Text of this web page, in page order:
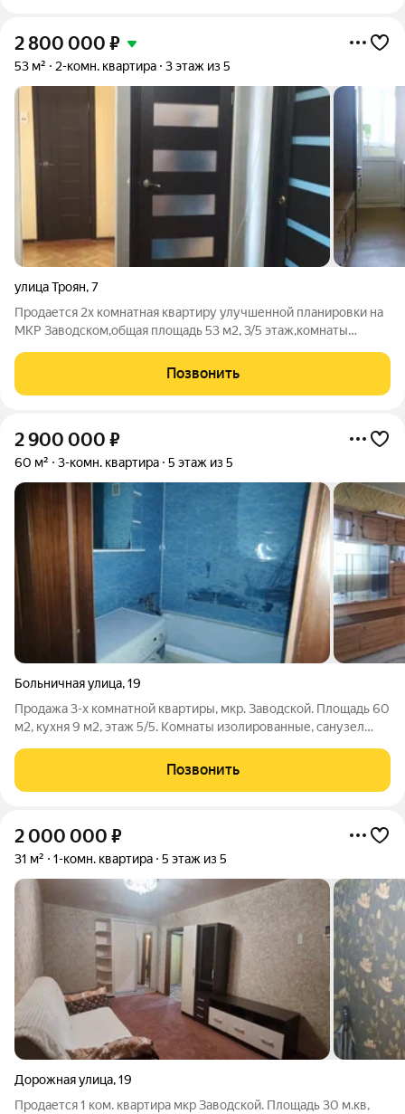
2 800 000 ₽
53 м² 2-комн. квартира 3 этаж из 5
улица Троян,7
Продается 2х комнатная квартиру улучшенной планировки на
МКР Заводском,общая площадь 53 м2, 3/5 этаж,комнаты
входные двери новые,в квартире по договоренности остается
частично мебель и бытовая
Позвонить
2 900 000 ₽
60 м² 3-комн. квартира 5 этаж из 5
Больничная улица,19
Продажа 3-х комнатной квартиры, мкр. Заводской. Площадь 60
м2, кухня 9 м2, этаж 5/5. Комнаты изолированные, санузел
Позвонить
2 000 000 ₽
31 м² 1-комн. квартира 5 этаж из 5
Дорожная улица,19
Продается 1 ком. квартира мкр Заводской. Площадь 30 м.кв,